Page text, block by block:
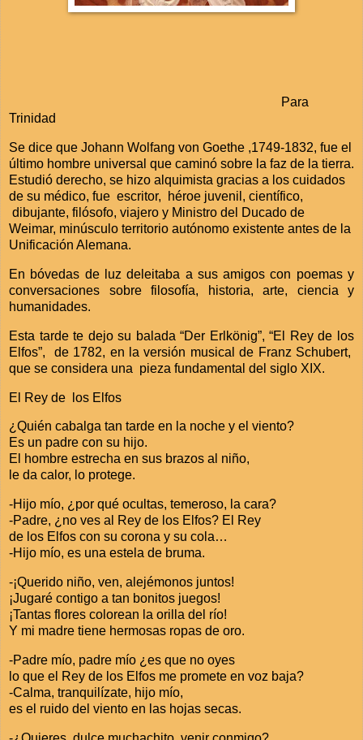
Para
Trinidad
Se dice que Johann Wolfang von Goethe ,1749-1832, fue el
último hombre universal que caminó sobre la faz de la tierra.
Estudió derecho, se hizo alquimista gracias a los cuidados
de su médico, fue escritor,
héroe juvenil, científico,
dibujante, filósofo, viajero y Ministro del Ducado de
Weimar, minúsculo territorio autónomo existente antes de la
Unificación Alemana.
En bóvedas de luz deleitaba a sus amigos con poemas y
conversaciones sobre filosofía, historia, arte, ciencia y
humanidades.
Esta tarde te dejo su balada “Der Erlkönig”, “El Rey de los
Elfos”,
de 1782, en la versión musical de Franz Schubert,
que se considera una pieza fundamental del siglo XIX.
El Rey de los Elfos
¿Quién cabalga tan tarde en la noche y el viento?
Es un padre con su hijo.
El hombre estrecha en sus brazos al niño,
le da calor, lo protege.
-Hijo mío, ¿por qué ocultas, temeroso, la cara?
-Padre, ¿no ves al Rey de los Elfos? El Rey
de los Elfos con su corona y su cola…
-Hijo mío, es una estela de bruma.
-¡Querido niño, ven, alejémonos juntos!
¡Jugaré contigo a tan bonitos juegos!
¡Tantas flores colorean la orilla del río!
Y mi madre tiene hermosas ropas de oro.
-Padre mío, padre mío ¿es que no oyes
lo que el Rey de los Elfos me promete en voz baja?
-Calma, tranquilízate, hijo mío,
es el ruido del viento en las hojas secas.